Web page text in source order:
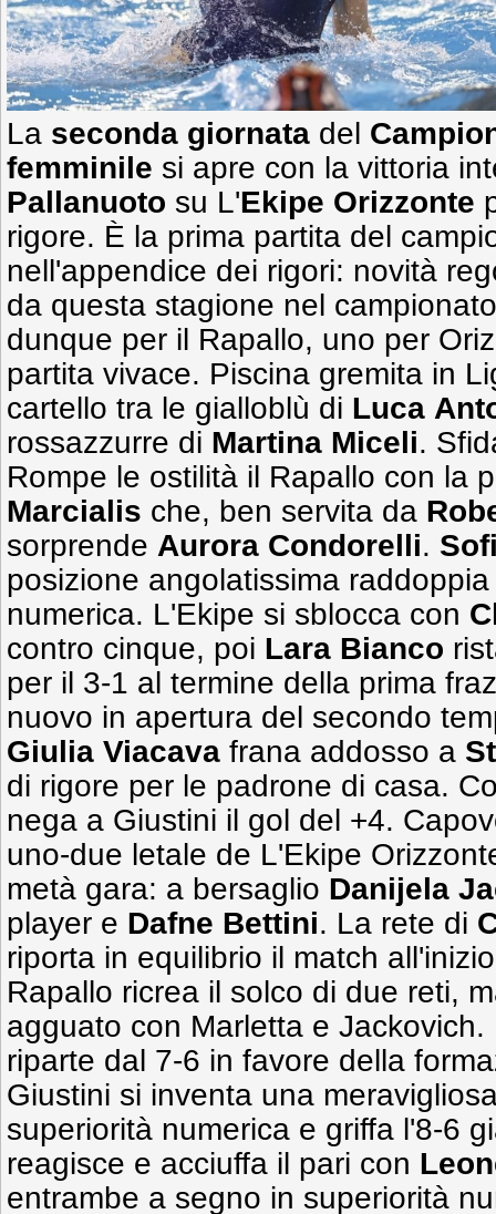
La seconda giornata del
femminile si apre con la vittoria
Pallanuoto su L'Ekipe Orizzonte
rigore. È la prima partita del
nell'appendice dei rigori: novità
da questa stagione nel
dunque per il Rapallo, uno per
partita vivace. Piscina gremita in
cartello tra le gialloblù di Luca
rossazzurre di Martina Miceli.
Rompe le ostilità il Rapallo con la
Marcialis che, ben servita da
sorprende Aurora Condorelli.
posizione angolatissima
numerica. L'Ekipe si sblocca con
contro cinque, poi Lara Bianco
per il 3-1 al termine della prima
nuovo in apertura del secondo
Giulia Viacava frana addosso a
di rigore per le padrone di casa.
nega a Giustini il gol del +4.
uno-due letale de L'Ekipe
metà gara: a bersaglio Danijela
player e Dafne Bettini. La rete di
riporta in equilibrio il match
Rapallo ricrea il solco di due reti,
agguato con Marletta e
riparte dal 7-6 in favore della
Giustini si inventa una
superiorità numerica e griffa l'8-6
reagisce e acciuffa il pari con
entrambe a segno in superiorità